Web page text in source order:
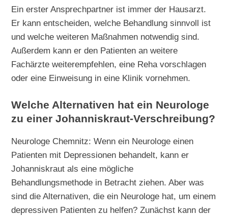
Ein erster Ansprechpartner ist immer der Hausarzt.
Er kann entscheiden, welche Behandlung sinnvoll ist
und welche weiteren Maßnahmen notwendig sind.
Außerdem kann er den Patienten an weitere
Fachärzte weiterempfehlen, eine Reha vorschlagen
oder eine Einweisung in eine Klinik vornehmen.
Welche Alternativen hat ein Neurologe
zu einer Johanniskraut-Verschreibung?
Neurologe Chemnitz: Wenn ein Neurologe einen
Patienten mit Depressionen behandelt, kann er
Johanniskraut als eine mögliche
Behandlungsmethode in Betracht ziehen. Aber was
sind die Alternativen, die ein Neurologe hat, um einem
depressiven Patienten zu helfen? Zunächst kann der